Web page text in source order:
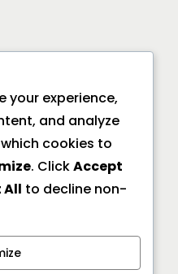
your experience,
and analyze
cookies to
. ClickAccept
All to decline non-